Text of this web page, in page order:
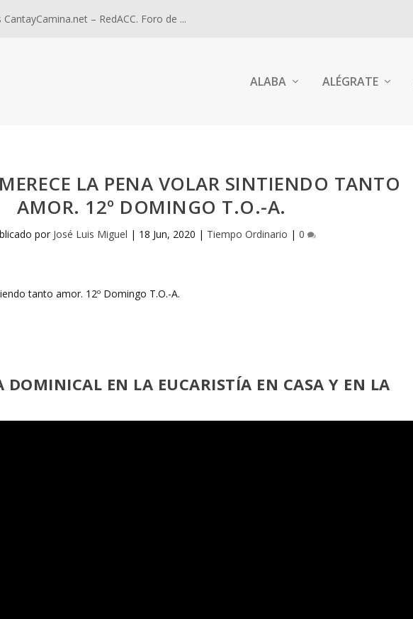
– RedACC. Foro de ...
ALABA ALÉGRATE
LA PENA VOLAR SINTIENDO TANTO
AMOR. 12º DOMINGO T.O.-A.
por José Luis Miguel | 18 Jun, 2020 | Tiempo Ordinario | 0
DOMINICAL EN LA EUCARISTÍA EN CASA Y EN LA